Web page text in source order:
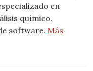
en
químico.
software. Más